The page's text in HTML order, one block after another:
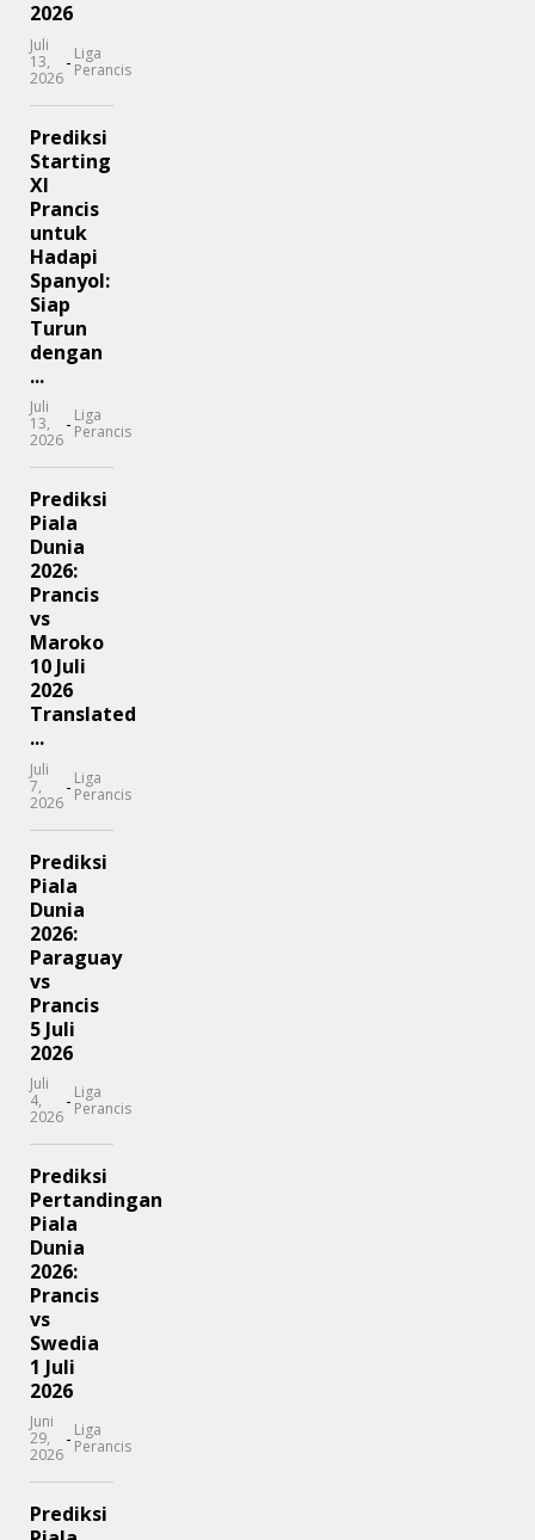
2026
Juli
13,
2026
- Liga
Perancis
Prediksi
Starting
XI
Prancis
untuk
Hadapi
Spanyol:
Siap
Turun
dengan
...
Juli
13,
2026
- Liga
Perancis
Prediksi
Piala
Dunia
2026:
Prancis
vs
Maroko
10 Juli
2026
Translated
...
Juli
7,
2026
- Liga
Perancis
Prediksi
Piala
Dunia
2026:
Paraguay
vs
Prancis
5 Juli
2026
Juli
4,
2026
- Liga
Perancis
Prediksi
Pertandingan
Piala
Dunia
2026:
Prancis
vs
Swedia
1 Juli
2026
Juni
29,
2026
- Liga
Perancis
Prediksi